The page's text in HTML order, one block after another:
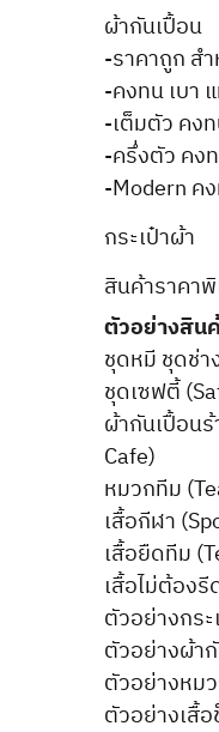
ผ้ากันเปื้อน
-ราคาถูก ส
-คงทน เบา
-เต็มตัว คง
-ครึ่งตัว คง
-Modern ค
กระเป๋าผ้า
สินค้าราคา
ตัวอย่างสิน
ชุดหมี ชุดช่า
ชุดเซฟตี้
ผ้ากันเปื้อน
Cafe)
หมวกทีม
เสื้อกีฬา
เสื้อยืดทีม
เสื้อไม่ต้องรี
ตัวอย่างกร
ตัวอย่างผ้า
ตัวอย่างหม
ตัวอย่างเสื้